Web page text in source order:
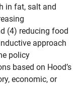
in fat, salt and
(4) reducing food
approach
policy
based on Hood’s
economic, or